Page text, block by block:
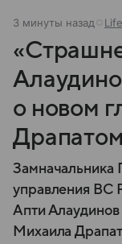
3 минуты назад
о новом
Драпатом
Замначальника
управления ВС
Апти Алаудинов
Михаила